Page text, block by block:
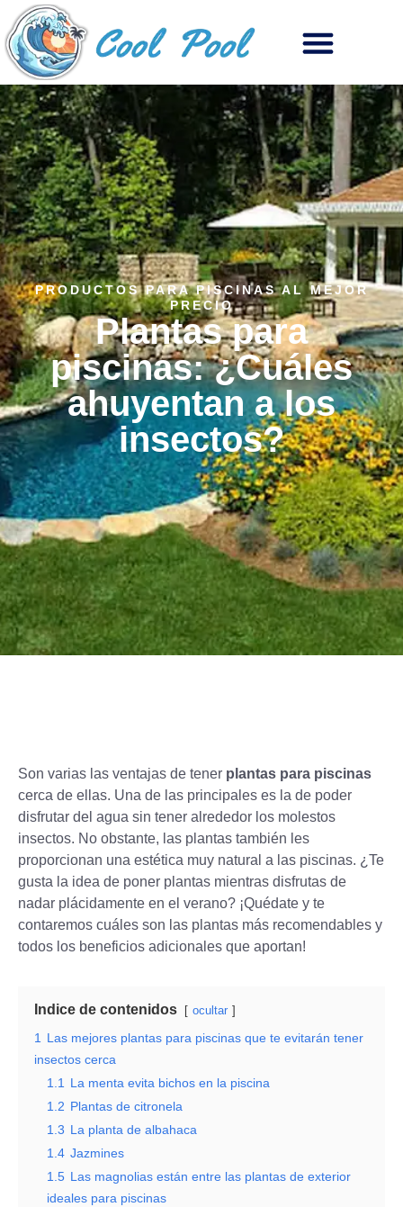
PRODUCTOS PARA PISCINAS AL MEJOR
PRECIO
Plantas para
piscinas: ¿Cuáles
ahuyentan a los
insectos?
Son varias las ventajas de tener plantas para piscinas
cerca de ellas. Una de las principales es la de poder
disfrutar del agua sin tener alrededor los molestos
insectos. No obstante, las plantas también les
proporcionan una estética muy natural a las piscinas. ¿Te
gusta la idea de poner plantas mientras disfrutas de
nadar plácidamente en el verano? ¡Quédate y te
contaremos cuáles son las plantas más recomendables y
todos los beneficios adicionales que aportan!
Indice de contenidos ocultar
1 Las mejores plantas para piscinas que te evitarán tener
insectos cerca
1.1 La menta evita bichos en la piscina
1.2 Plantas de citronela
1.3 La planta de albahaca
1.4 Jazmines
1.5 Las magnolias están entre las plantas de exterior
ideales para piscinas